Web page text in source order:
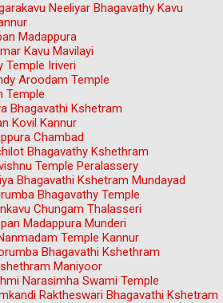
Neeliyar Bhagavathy Kavu
Madappura
Kavu Mavilayi
Temple Iriveri
Aroodam Temple
Temple
Bhagavathi Kshetram
Kovil Kannur
Chambad
Bhagavathy Kshethram
Temple Peralassery
Bhagavathi Kshetram Mundayad
Bhagavathy Temple
Chungam Thalasseri
Madappura Munderi
Temple Kannur
Bhagavathi Kshethram
Maniyoor
Narasimha Swami Temple
Raktheswari Bhagavathi Kshetram